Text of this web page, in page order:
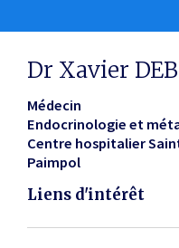
Dr Xavier
Médecin
Endocrinologie et
Centre hospitalier
Paimpol
Liens d'intérêt